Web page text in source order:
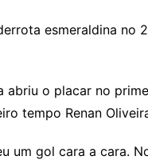
esmeraldina no
o placar no
tempo Renan
um gol cara a cara.